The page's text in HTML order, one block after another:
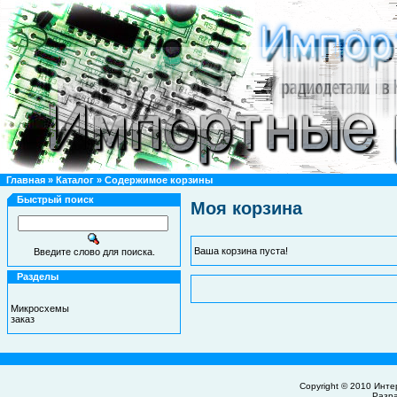
Главная » Каталог » Содержимое корзины
Быстрый поиск
Введите слово для поиска.
Разделы
Микросхемы
заказ
Моя корзина
Ваша корзина пуста!
Copyright © 2010